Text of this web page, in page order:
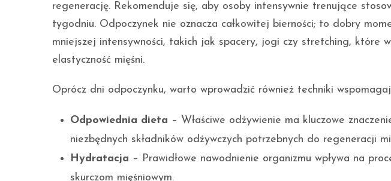
regenerację. Rekomenduje się, aby osoby intensywnie trenujące
tygodniu. Odpoczynek nie oznacza całkowitej bierności; to dobry
mniejszej intensywności, takich jak spacery, jogi czy stretching, które
elastyczność mięśni.
Oprócz dni odpoczynku, warto wprowadzić również techniki
Odpowiednia dieta – Właściwe odżywienie ma kluczowe
niezbędnych składników odżywczych potrzebnych do regeneracji
Hydratacja – Prawidłowe nawodnienie organizmu wpływa na
skurczom mięśniowym.